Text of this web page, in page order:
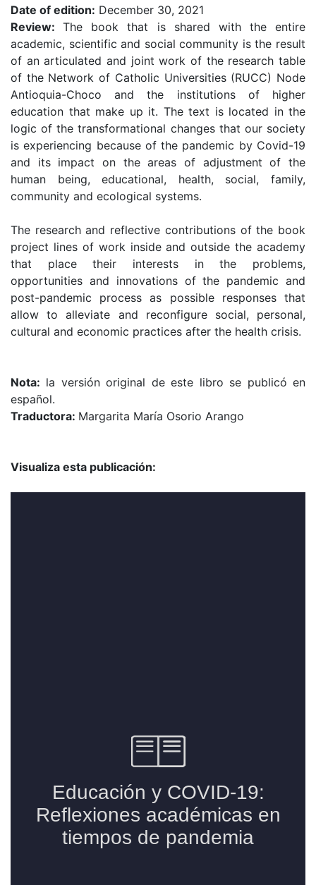
Date of edition: December 30, 2021
Review:
The book that is shared with the entire
academic, scientific and social community is the result
of an articulated and joint work of the research table
of the Network of Catholic Universities (RUCC) Node
Antioquia-Choco and the institutions of higher
education that make up it. The text is located in the
logic of the transformational changes that our society
is experiencing because of the pandemic by Covid-19
and its impact on the areas of adjustment of the
human being, educational, health, social, family,
community and ecological systems.
The research and reflective contributions of the book
project lines of work inside and outside the academy
that place their interests in the problems,
opportunities and innovations of the pandemic and
post-pandemic process as possible responses that
allow to alleviate and reconfigure social, personal,
cultural and economic practices after the health crisis.
Nota: la versión original de este libro se publicó en
español.
Traductora: Margarita María Osorio Arango
Visualiza esta publicación: